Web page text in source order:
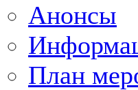
Анонсы
План